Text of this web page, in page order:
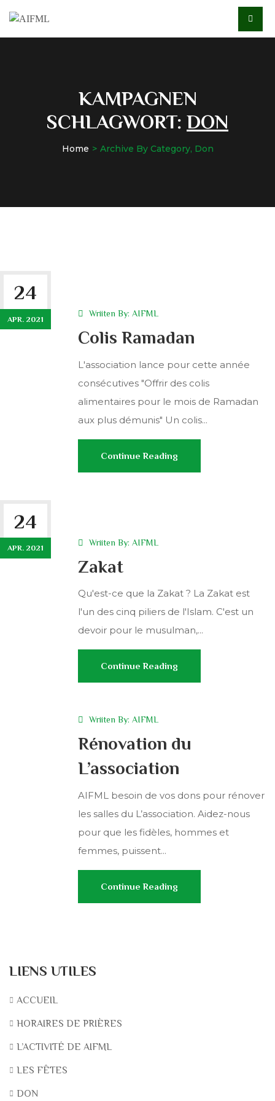
KAMPAGNEN
SCHLAGWORT: DON
Home Archive By Category, Don
24
APR. 2021
Wriiten By: AIFML
Colis Ramadan
L'association lance pour cette année
consécutives "Offrir des colis
alimentaires pour le mois de Ramadan
aux plus démunis" Un colis...
Continue Reading
24
APR. 2021
Wriiten By: AIFML
Zakat
Qu'est-ce que la Zakat ? La Zakat est
l'un des cinq piliers de l'Islam. C'est un
devoir pour le musulman,...
Continue Reading
Wriiten By: AIFML
Rénovation du
L’association
AIFML besoin de vos dons pour rénover
les salles du L’association. Aidez-nous
pour que les fidèles, hommes et
femmes, puissent...
Continue Reading
LIENS UTILES
ACCUEIL
HORAIRES DE PRIÈRES
L’ACTIVITÉ DE AIFML
LES FÊTES
DON